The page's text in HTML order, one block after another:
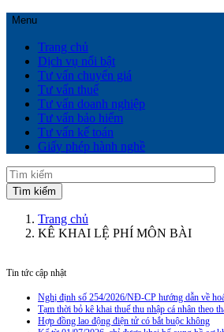
Menu
Trang chủ
Dịch vụ nổi bật
Tư vấn chuyển giá
Tư vấn thuế
Tư vấn doanh nghiệp
Tư vấn bảo hiểm
Tư vấn kế toán
Giấy phép hành nghề
Trang chủ
KÊ KHAI LỆ PHÍ MÔN BÀI
Tin tức cập nhật
Nghị định số 254/2026/NĐ-CP hướng dẫn về
Tạm thời bỏ kê khai thuế thu nhập cá nhân theo
Hợp đồng lao động điện tử có bắt buộc không